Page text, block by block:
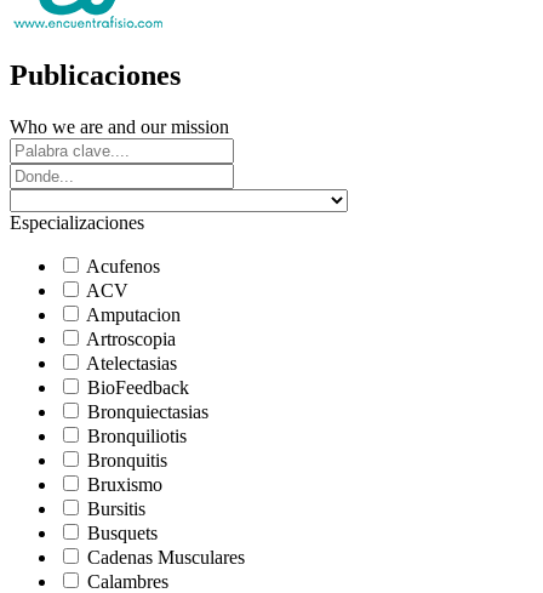
Publicaciones
Who we are and our mission
Especializaciones
Acufenos
ACV
Amputacion
Artroscopia
Atelectasias
BioFeedback
Bronquiectasias
Bronquiliotis
Bronquitis
Bruxismo
Bursitis
Busquets
Cadenas Musculares
Calambres